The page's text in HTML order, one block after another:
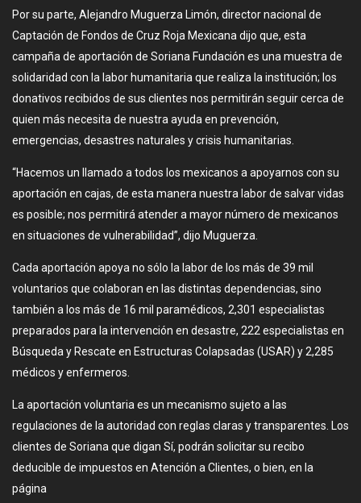
Por su parte, Alejandro Muguerza Limón, director nacional de
Captación de Fondos de Cruz Roja Mexicana dijo que, esta
campaña de aportación de Soriana Fundación es una muestra de
solidaridad con la labor humanitaria que realiza la institución; los
donativos recibidos de sus clientes nos permitirán seguir cerca de
quien más necesita de nuestra ayuda en prevención,
emergencias, desastres naturales y crisis humanitarias.
“Hacemos un llamado a todos los mexicanos a apoyarnos con su
aportación en cajas, de esta manera nuestra labor de salvar vidas
es posible; nos permitirá atender a mayor número de mexicanos
en situaciones de vulnerabilidad”, dijo Muguerza.
Cada aportación apoya no sólo la labor de los más de 39 mil
voluntarios que colaboran en las distintas dependencias, sino
también a los más de 16 mil paramédicos, 2,301 especialistas
preparados para la intervención en desastre, 222 especialistas en
Búsqueda y Rescate en Estructuras Colapsadas (USAR) y 2,285
médicos y enfermeros.
La aportación voluntaria es un mecanismo sujeto a las
regulaciones de la autoridad con reglas claras y transparentes. Los
clientes de Soriana que digan Sí, podrán solicitar su recibo
deducible de impuestos en Atención a Clientes, o bien, en la
página